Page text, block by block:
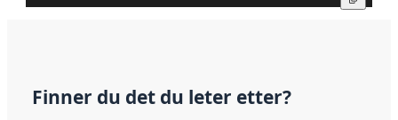
Finner du det du leter etter?